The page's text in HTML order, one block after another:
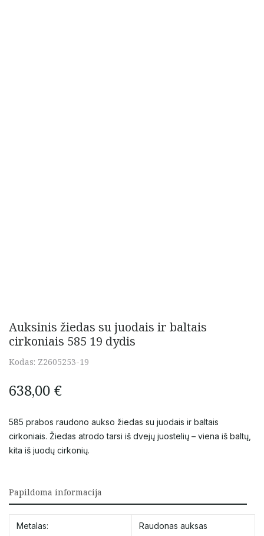
Auksinis žiedas su juodais ir baltais
cirkoniais 585 19 dydis
Kodas: Z2605253-19
638,00 €
585 prabos raudono aukso žiedas su juodais ir baltais
cirkoniais. Žiedas atrodo tarsi iš dvejų juostelių – viena iš baltų,
kita iš juodų cirkonių.
Papildoma informacija
Metalas: Raudonas auksas